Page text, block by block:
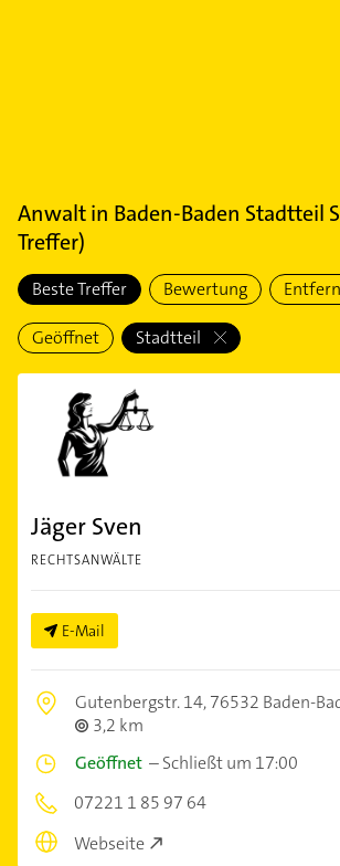
Anwaltin Baden-Baden Stadtteil
Treffer)
Beste Treffer Bewertung
Geöffnet Stadtteil
Jäger Sven
RECHTSANWÄLTE
E-Mail
Gutenbergstr. 14,76532 Baden-
3,2 km
Geöffnet –Schließt um 17:00
07221 1 85 97 64
Webseite